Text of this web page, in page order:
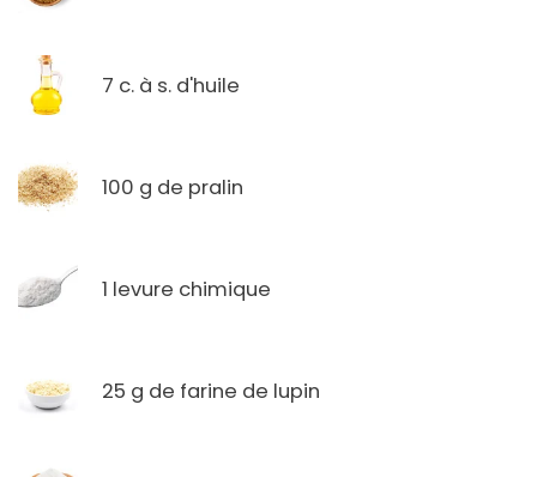
7 c. à s. d'huile
100 g de pralin
1 levure chimique
25 g de farine de lupin